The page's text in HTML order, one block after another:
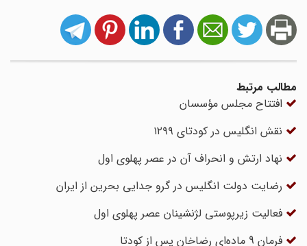
مطالب مرتبط
افتتاح مجلس مؤسسان
نقش انگلیس در کودتای ۱۲۹۹
نهاد ارتش و انحراف آن در عصر پهلوی اول
رضایت دولت انگلیس در گرو جدایی بحرین از ایران
فعالیت زیرپوستی لژنشینان عصر پهلوی اول
فرمان 9 ‌ماده‌ای رضاخان پس از کودتا